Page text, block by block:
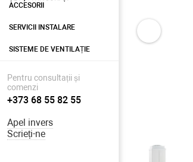
ACCESORII
SERVICII INSTALARE
SISTEME DE VENTILAȚIE
Pentru consultații și
comenzi
+373 68 55 82 55
Apel invers
Scrieți-ne